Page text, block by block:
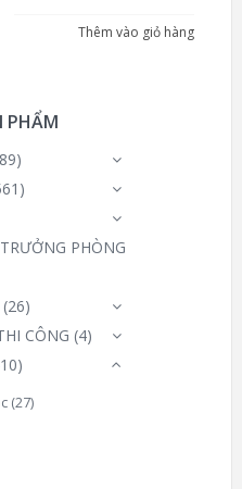
Thêm vào giỏ hàng
PHẨM
PHÒNG
(26)
CÔNG (4)
(27)